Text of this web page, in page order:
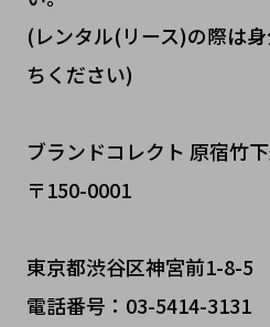
(レンタル(リース)の際は
ちください)
ブランドコレクト 原宿竹
〒150-0001
東京都渋谷区神宮前1-8-5
電話番号：03-5414-3131